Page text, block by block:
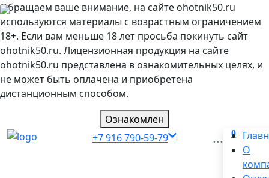
Обращаем ваше внимание, на сайте ohotnik50.ru
используются материалы с возрастным ограничением
18+. Если вам меньше 18 лет просьба покинуть сайт
ohotnik50.ru. Лицензионная продукция на сайте
ohotnik50.ru представлена в ознакомительных целях, и
не может быть оплачена и приобретена
дистанционным способом.
Ознакомлен
+7 916 790-59-79
0
...
О